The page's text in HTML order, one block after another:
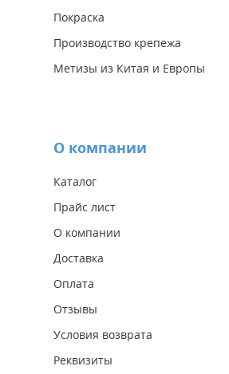
Покраска
Производство крепежа
Метизы из Китая и Европы
О компании
Каталог
Прайс лист
О компании
Доставка
Оплата
Отзывы
Условия возврата
Реквизиты